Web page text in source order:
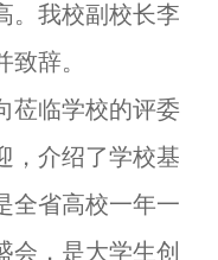
。我校副校长李
辞。
莅临学校的评委
，介绍了学校基
全省高校一年一
会，是大学生创